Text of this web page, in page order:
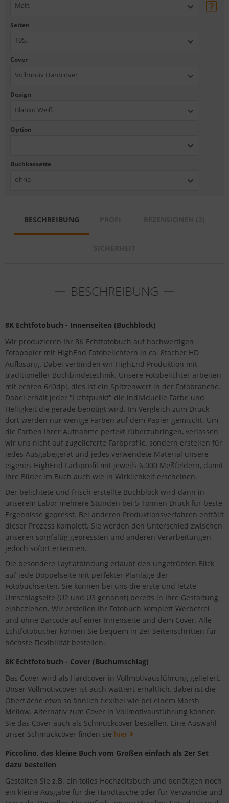
Matt
Seiten
10S.
Cover
Vollmotiv Hardcover
Design
Blanko Weiß
Option
---
Buchkassette
ohne
BESCHREIBUNG
BESCHREIBUNG
8K Echtfotobuch - Innenseiten (Buchblock)
Wir produzieren Ihr 8K Echtfotobuch auf hochwertigen
Fotopapier mit HighEnd Fotobelichtern in ca. 8facher HD
Auflösung. Dabei verbinden wir HighEnd Produktion mit
traditioneller Buchbindetechnik. Unsere Fotobelichter arbeiten
mit echten 640dpi, dies ist ein Spitzenwert in der Fotobranche.
Dabei erhält jeder "Lichtpunkt" die individuelle Farbe und
Helligkeit die gerade benötigt wird. Im Vergleich zum Druck,
dort werden nur wenige Farben auf dem Papier gemischt. Um
die Farben Ihrer Aufnahme perfekt rüberzubringen, verlassen
wir uns nicht auf zugelieferte Farbprofile, sondern erstellen für
jedes Ausgabegerät und jedes verwendete Material unsere
eigenes HighEnd Farbprofil mit jeweils 6.000 Meßfeldern, damit
Ihre Bilder im Buch auch wie in Wirklichkeit erscheinen.
Der belichtete und frisch erstellte Buchblock wird dann in
unserem Labor mehrere Stunden bei 5 Tonnen Druck für beste
Ergebnisse gepresst. Bei anderen Produktionsverfahren entfällt
dieser Prozess komplett. Sie werden den Unterschied zwischen
unseren sorgfältig gepressten und anderen Verarbeitungen
jedoch sofort erkennen.
Die besondere Layflatbindung erlaubt den ungetrübten Blick
auf jede Doppelseite mit perfekter Planlage der
Fotobuchseiten. Sie können bei uns die erste und letzte
Umschlagseite (U2 und U3 genannt) bereits in Ihre Gestaltung
einbeziehen. Wir erstellen Ihr Fotobuch komplett Werbefrei
und ohne Barcode auf einer Innenseite und dem Cover. Alle
Echtfotobücher können Sie bequem in 2er Seitenschritten für
höchste Flexibilität bestellen.
8K Echtfotobuch - Cover (Buchumschlag)
Das Cover wird als Hardcover in Vollmotivausführung geliefert.
Unser Vollmotivcover ist auch wattiert erhältlich, dabei ist die
Oberfläche etwa so ähnlich flexibel wie bei einem Marsh
Mellow. Alternativ zum Cover in Vollmotivausführung können
Sie das Cover auch als Schmuckcover bestellen. Eine Auswahl
unser Schmuckcover finden sie hier
Piccolino, das kleine Buch vom Großen einfach als 2er Set
dazu bestellen
Gestalten Sie z.B. ein tolles Hochzeitsbuch und benötigen noch
ein kleine Ausgabe für die Handtasche oder für Verwandte und